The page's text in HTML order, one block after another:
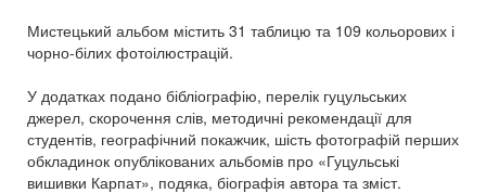
Мистецький альбом містить 31 таблицю та 109 кольорових і
чорно-білих фотоілюстрацій.
У додатках подано бібліографію, перелік гуцульських
джерел, скорочення слів, методичні рекомендації для
студентів, географічний покажчик, шість фотографій перших
обкладинок опублікованих альбомів про «Гуцульські
вишивки Карпат», подяка, біографія автора та зміст.